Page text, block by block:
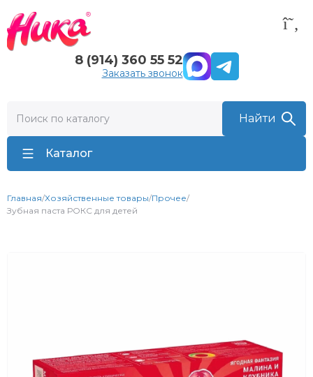
8 (914) 360 55 52
Заказать звонок
Каталог
Главная/Хозяйственные товары/Прочее/
Зубная паста РОКС для детей